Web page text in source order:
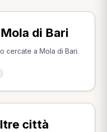
di Bari
cercate a Mola di Bari.
città